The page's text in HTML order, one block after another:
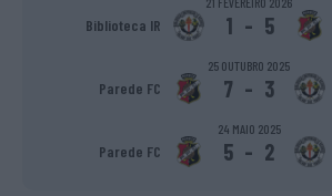
Biblioteca IR 1 - 5
25 OUTUBRO 2025
Parede FC 7 - 3
24 MAIO 2025
Parede FC 5 - 2